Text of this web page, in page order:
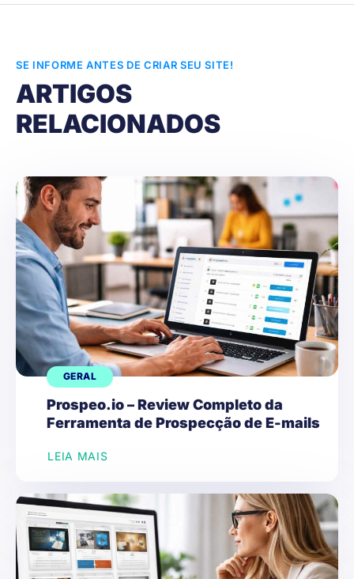
SE INFORME ANTES DE CRIAR SEU SITE!
ARTIGOS
RELACIONADOS
GERAL
Prospeo.io – Review Completo da
Ferramenta de Prospecção de E-mails
LEIA MAIS